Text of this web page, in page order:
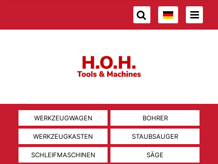
WERKZEUGWAGEN BOHRER
WERKZEUGKASTEN STAUBSAUGER
SCHLEIFMASCHINEN SÄGE